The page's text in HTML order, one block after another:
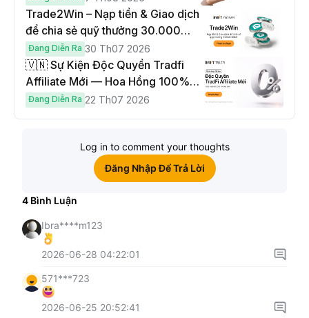
Trade2Win – Nạp tiền & Giao dịch
để chia sẻ quỹ thưởng 30.000
USDT
Đang Diễn Ra 30 Th07 2026
🇻🇳 Sự Kiện Độc Quyền Tradfi
Affiliate Mới — Hoa Hồng 100% &
Hoàn Phí Qua Đêm
Đang Diễn Ra 22 Th07 2026
Log in to comment your thoughts
Đăng Nhập Để Trả Lời
4 Bình Luận
Ibra****m123
2026-06-28 04:22:01
571***723
2026-06-25 20:52:41